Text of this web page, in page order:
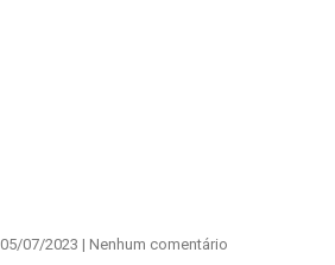
05/07/2023 Nenhum comentário